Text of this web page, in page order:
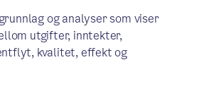
og analyser som viser
utgifter, inntekter,
kvalitet, effekt og